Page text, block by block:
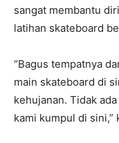
sangat membantu
latihan skateboard
“Bagus tempatnya
main skateboard di
kehujanan. Tidak
kami kumpul di sini,”